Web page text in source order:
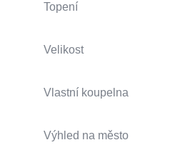
Topení
Velikost
Vlastní koupelna
Výhled na město